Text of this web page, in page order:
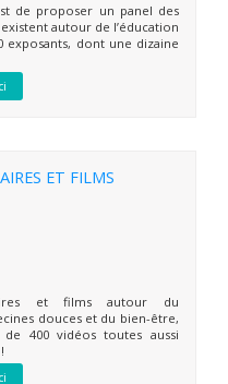
de proposer un panel des
autour de l’éducation
dont une dizaine
ET FILMS
et films autour du
douces et du bien-être,
400 vidéos toutes aussi